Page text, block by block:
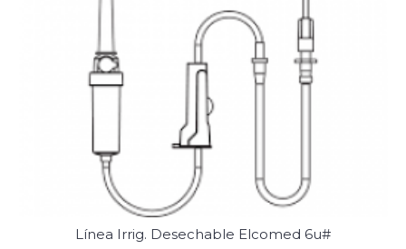
Línea Irrig. Desechable Elcomed 6u#